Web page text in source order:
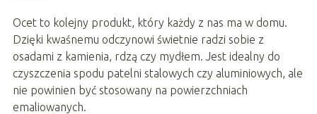
Ocet to kolejny produkt, który każdy z nas ma w domu.
Dzięki kwaśnemu odczynowi świetnie radzi sobie z
osadami z kamienia, rdzą czy mydłem. Jest idealny do
czyszczenia spodu patelni stalowych czy aluminiowych, ale
nie powinien być stosowany na powierzchniach
emaliowanych.